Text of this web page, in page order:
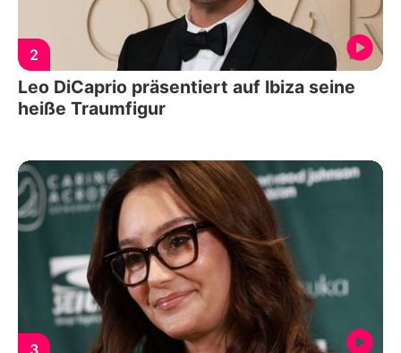
2
Leo DiCaprio präsentiert auf Ibiza seine
heiße Traumfigur